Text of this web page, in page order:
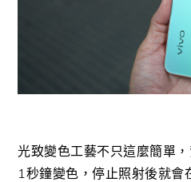
光致變色工藝不只這麼簡單
1秒鐘變色，停止照射後就會